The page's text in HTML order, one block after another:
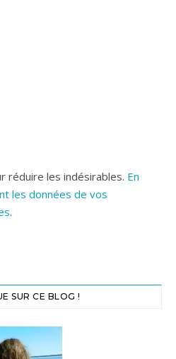
réduire les indésirables. En
les données de vos
.
SUR CE BLOG !